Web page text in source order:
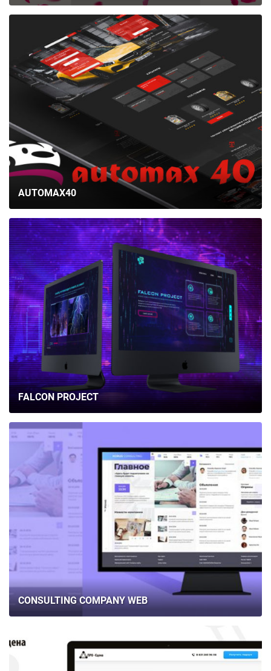
AUTOMAX40
FALCON PROJECT
CONSULTING COMPANY WEB